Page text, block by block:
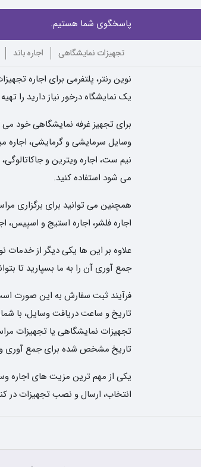
پاسخگوی شما هستیم.
تجهیزات نمایشگاهی اجاره باند
نوین رنتر، پلتفرمی برای اجاره
یک نمایشگاه درخور نیاز دارید را
برای تجهیز غرفه نمایشگاهی خود می
وسایل سرمایشی و گرمایشی، اجاره
نیم ست، اجاره ویترین و
می شود استفاده کنید.
همچنین می توانید برای برگزاری
اجاره فلشر، اجاره استیج و اسپیس،
علاوه بر این ها یکی دیگر از خدمات
جمع آوری آن را به ما بسپارید تا
فرآیند ثبت سفارش به این صورت است
تجهیزات نمایشگاهی یا تجهیزات
تاریخ مشخص شده برای جمع آوری
یکی از مهم ترین مزیت های اجاره
انتخاب، ارسال و نصب تجهیزات در